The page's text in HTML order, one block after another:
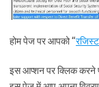
होम पेज पर आपको “
इस आप्शन पर क्लिक करने